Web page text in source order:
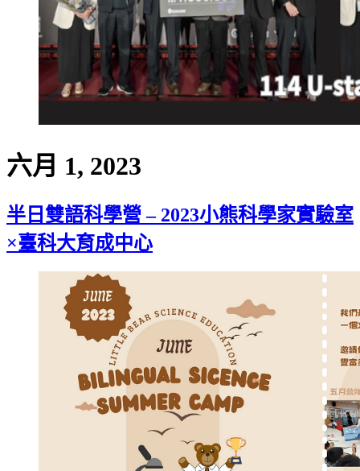
六月 1, 2023
半日雙語科學營 – 2023小熊科學家實驗室
×臺科大育成中心